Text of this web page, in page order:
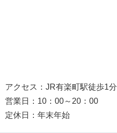
アクセス：JR有楽町駅徒歩1分
営業日：10：00～20：00
定休日：年末年始